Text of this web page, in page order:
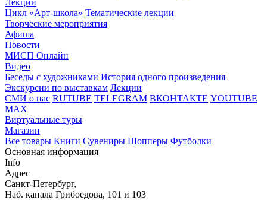
Лекции
Цикл «Арт-школа» Тематические лекции
Творческие мероприятия
Афиша
Новости
МИСП Онлайн
Видео
Беседы с художниками История одного произведения
Экскурсии по выставкам Лекции
СМИ о нас RUTUBE TELEGRAM ВКОНТАКТЕ YOUTUBE
MAX
Виртуальные туры
Магазин
Все товары Книги Сувениры Шопперы Футболки
Основная информация
Info
Адрес
Санкт-Петербург,
Наб. канала Грибоедова, 101 и 103